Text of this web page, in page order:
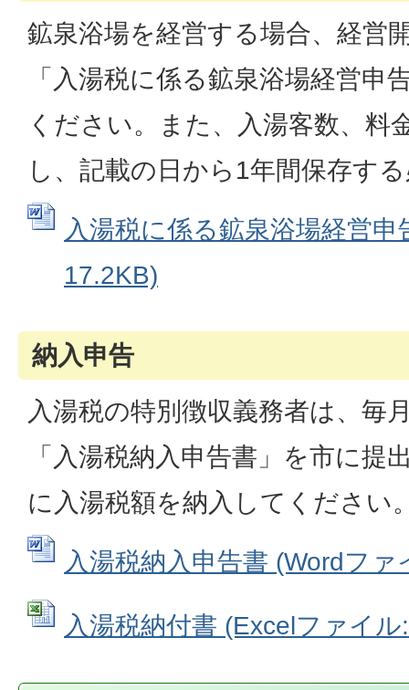
鉱泉浴場を経営する場合、経営
「入湯税に係る鉱泉浴場経営申
ください。また、入湯客数、料
し、記載の日から1年間保存す
入湯税に係る鉱泉浴場経営
17.2KB)
納入申告
入湯税の特別徴収義務者は、毎
「入湯税納入申告書」を市に提
に入湯税額を納入してください
入湯税納入申告書 (Wordフ
入湯税納付書 (Excelファイ